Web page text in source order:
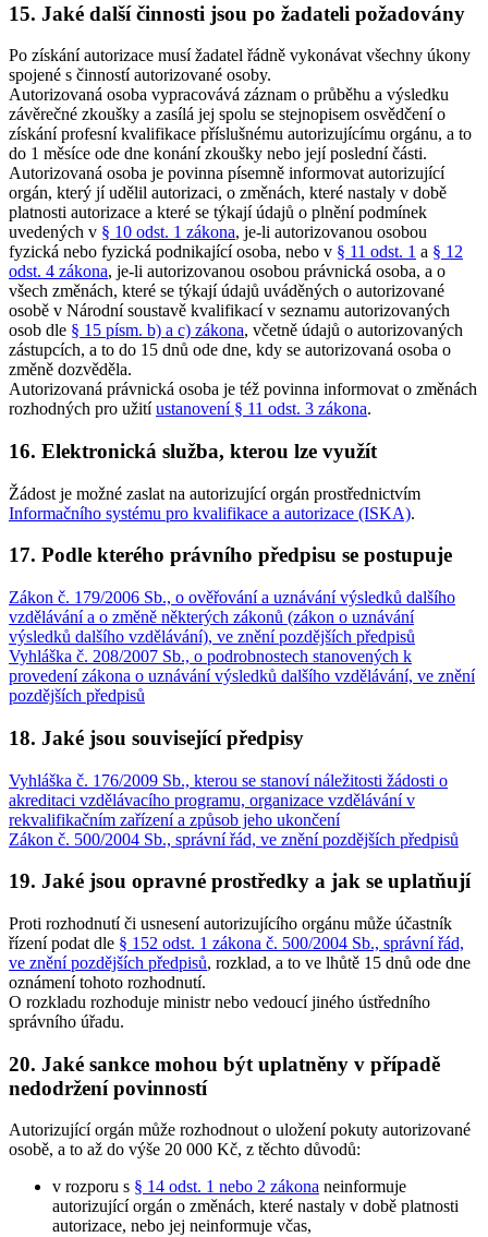
15. Jaké další činnosti jsou po žadateli požadovány
Po získání autorizace musí žadatel řádně vykonávat všechny úkony
spojené s činností autorizované osoby.
Autorizovaná osoba vypracovává záznam o průběhu a výsledku
závěrečné zkoušky a zasílá jej spolu se stejnopisem osvědčení o
získání profesní kvalifikace příslušnému autorizujícímu orgánu, a to
do 1 měsíce ode dne konání zkoušky nebo její poslední části.
Autorizovaná osoba je povinna písemně informovat autorizující
orgán, který jí udělil autorizaci, o změnách, které nastaly v době
platnosti autorizace a které se týkají údajů o plnění podmínek
uvedených v § 10 odst. 1 zákona, je-li autorizovanou osobou
fyzická nebo fyzická podnikající osoba, nebo v § 11 odst. 1 a § 12
odst. 4 zákona, je-li autorizovanou osobou právnická osoba, a o
všech změnách, které se týkají údajů uváděných o autorizované
osobě v Národní soustavě kvalifikací v seznamu autorizovaných
osob dle § 15 písm. b) a c) zákona, včetně údajů o autorizovaných
zástupcích, a to do 15 dnů ode dne, kdy se autorizovaná osoba o
změně dozvěděla.
Autorizovaná právnická osoba je též povinna informovat o změnách
rozhodných pro užitíustanovení § 11 odst. 3 zákona.
16. Elektronická služba, kterou lze využít
Žádost je možné zaslat na autorizující orgán prostřednictvím
Informačního systému pro kvalifikace a autorizace (ISKA).
17. Podle kterého právního předpisu se postupuje
Zákon č. 179/2006 Sb., o ověřování a uznávání výsledků dalšího
vzdělávání a o změně některých zákonů (zákon o uznávání
výsledků dalšího vzdělávání), ve znění pozdějších předpisů
Vyhláška č. 208/2007 Sb., o podrobnostech stanovených k
provedení zákona o uznávání výsledků dalšího vzdělávání, ve znění
pozdějších předpisů
18. Jaké jsou související předpisy
Vyhláška č. 176/2009 Sb., kterou se stanoví náležitosti žádosti o
akreditaci vzdělávacího programu, organizace vzdělávání v
rekvalifikačním zařízení a způsob jeho ukončení
Zákon č. 500/2004 Sb., správní řád, ve znění pozdějších předpisů
19. Jaké jsou opravné prostředky a jak se uplatňují
Proti rozhodnutí či usnesení autorizujícího orgánu může účastník
řízení podat dle § 152 odst. 1 zákona č. 500/2004 Sb., správní řád,
ve znění pozdějších předpisů, rozklad, a to ve lhůtě 15 dnů ode dne
oznámení tohoto rozhodnutí.
O rozkladu rozhoduje ministr nebo vedoucí jiného ústředního
správního úřadu.
20. Jaké sankce mohou být uplatněny v případě
nedodržení povinností
Autorizující orgán může rozhodnout o uložení pokuty autorizované
osobě, a to až do výše 20 000 Kč, z těchto důvodů:
v rozporu s § 14 odst. 1 nebo 2 zákona neinformuje
autorizující orgán o změnách, které nastaly v době platnosti
autorizace, nebo jej neinformuje včas,